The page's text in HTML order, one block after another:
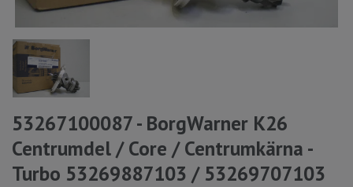
53267100087 - BorgWarner K26
Centrumdel / Core / Centrumkärna -
Turbo 53269887103 / 53269707103